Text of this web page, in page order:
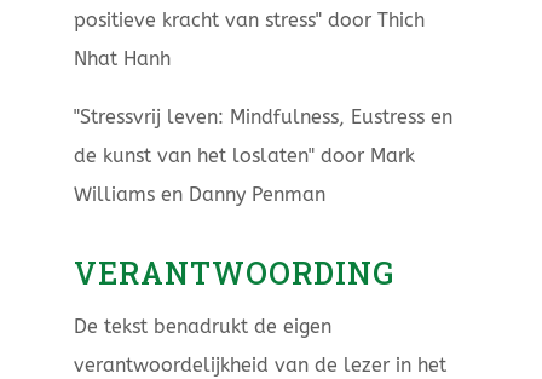
positieve kracht van stress" door Thich
Nhat Hanh
"Stressvrij leven: Mindfulness, Eustress en
de kunst van het loslaten" door Mark
Williams en Danny Penman
VERANTWOORDING
De tekst benadrukt de eigen
verantwoordelijkheid van de lezer in het